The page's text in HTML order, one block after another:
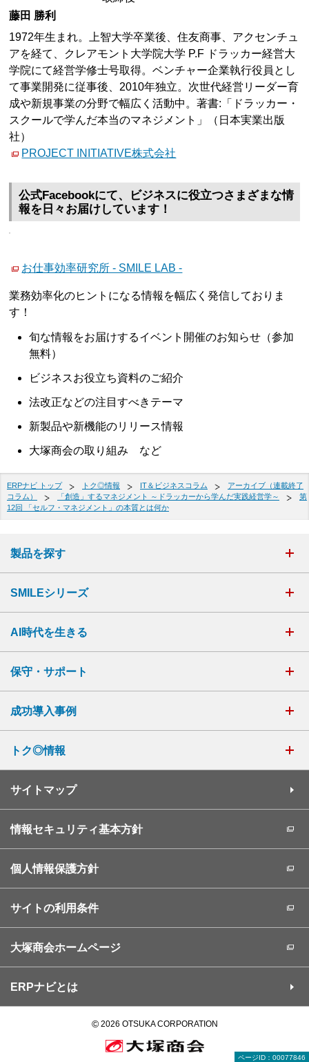
藤田 勝利
1972年生まれ。上智大学卒業後、住友商事、アクセンチュ
アを経て、クレアモント大学院大学 P.F ドラッカー経営大
学院にて経営学修士号取得。ベンチャー企業執行役員とし
て事業開発に従事後、2010年独立。次世代経営リーダー育
成や新規事業の分野で幅広く活動中。著書:「ドラッカー・
スクールで学んだ本当のマネジメント」（日本実業出版
社）
PROJECT INITIATIVE株式会社
公式Facebookにて、ビジネスに役立つさまざまな情
報を日々お届けしています！
お仕事効率研究所 - SMILE LAB -
業務効率化のヒントになる情報を幅広く発信しておりま
す！
旬な情報をお届けするイベント開催のお知らせ（参加
無料）
ビジネスお役立ち資料のご紹介
法改正などの注目すべきテーマ
新製品や新機能のリリース情報
大塚商会の取り組み など
ページID：00077846
ERPナビ トップ トク◎情報 IT＆ビジネスコラム
アーカイブ（連載終了
コラム）
「創造」するマネジメント ～ドラッカーから学んだ実践経営学～
第
12回 「セルフ・マネジメント」の本質とは何か
製品を探す
SMILEシリーズ
AI時代を生きる
保守・サポート
成功導入事例
トク◎情報
サイトマップ
情報セキュリティ基本方針
個人情報保護方針
サイトの利用条件
大塚商会ホームページ
ERPナビとは
©2026 OTSUKA CORPORATION